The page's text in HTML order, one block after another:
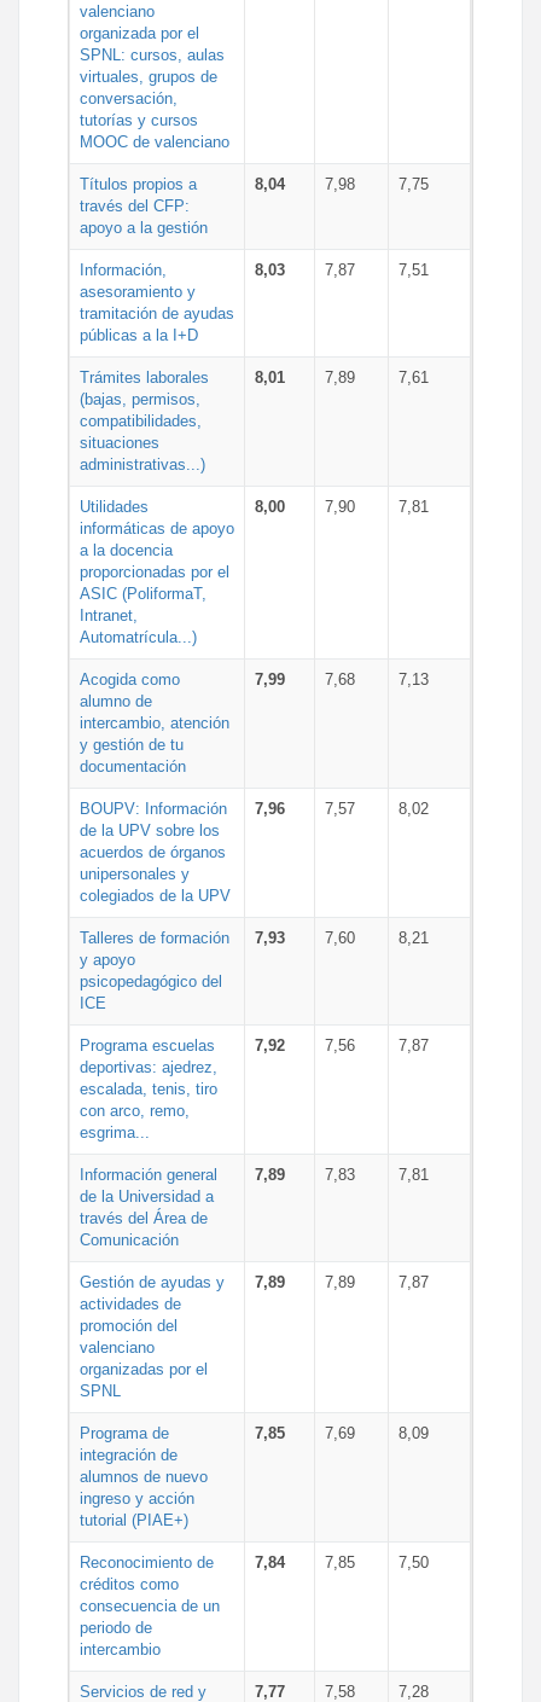
valenciano
organizada por el
SPNL: cursos, aulas
virtuales, grupos de
conversación,
tutorías y cursos
MOOC de valenciano
Títulos propios a
través del CFP:
apoyo a la gestión
8,04 7,98 7,75
Información,
asesoramiento y
tramitación de ayudas
públicas a la I+D
8,03 7,87 7,51
Trámites laborales
(bajas, permisos,
compatibilidades,
situaciones
administrativas...)
8,01 7,89 7,61
Utilidades
informáticas de apoyo
a la docencia
proporcionadas por el
ASIC (PoliformaT,
Intranet,
Automatrícula...)
8,00 7,90 7,81
Acogida como
alumno de
intercambio, atención
y gestión de tu
documentación
7,99 7,68 7,13
BOUPV: Información
de la UPV sobre los
acuerdos de órganos
unipersonales y
colegiados de la UPV
7,96 7,57 8,02
Talleres de formación
y apoyo
psicopedagógico del
ICE
7,93 7,60 8,21
Programa escuelas
deportivas: ajedrez,
escalada, tenis, tiro
con arco, remo,
esgrima...
7,92 7,56 7,87
Información general
de la Universidad a
través del Área de
Comunicación
7,89 7,83 7,81
Gestión de ayudas y
actividades de
promoción del
valenciano
organizadas por el
SPNL
7,89 7,89 7,87
Programa de
integración de
alumnos de nuevo
ingreso y acción
tutorial (PIAE+)
7,85 7,69 8,09
Reconocimiento de
créditos como
consecuencia de un
periodo de
intercambio
7,84 7,85 7,50
Servicios de red y
7,77 7,58 7,28